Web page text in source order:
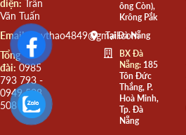
diện: Trần
Văn Tuấn
Email: quythao4849@gmail.com
Tổng
đài: 0985
793 793 -
0949 508
508
ông Còn),
Krông Pắk
Tại Đà Nẵng
BX Đà
Nẵng:185
Tôn Đức
Thắng, P.
Hoà Minh,
Tp. Đà
Nẵng